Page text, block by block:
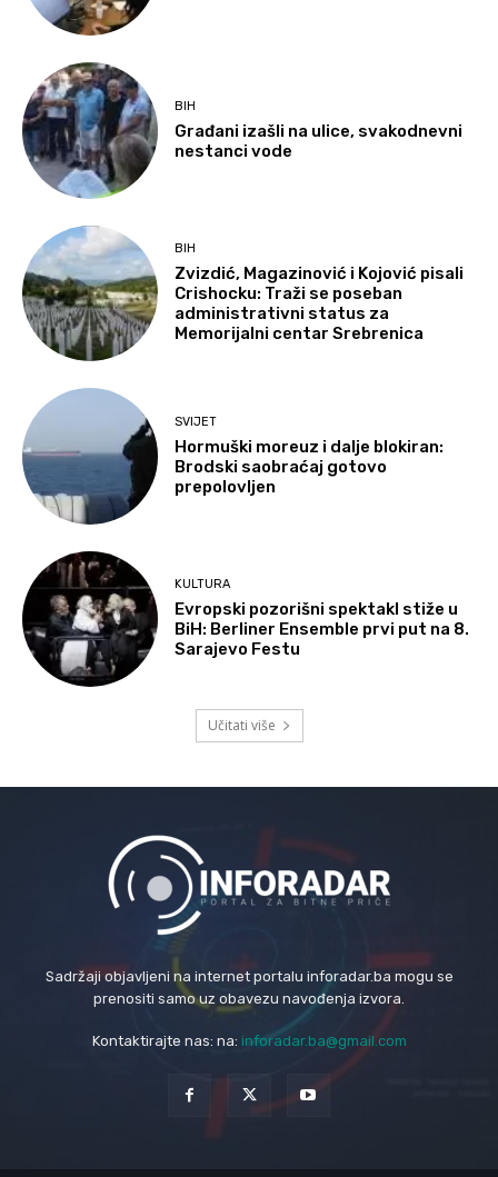
BIH
Građani izašli na ulice, svakodnevni
nestanci vode
BIH
Zvizdić, Magazinović i Kojović pisali
Crishocku: Traži se poseban
administrativni status za
Memorijalni centar Srebrenica
SVIJET
Hormuški moreuz i dalje blokiran:
Brodski saobraćaj gotovo
prepolovljen
KULTURA
Evropski pozorišni spektakl stiže u
BiH: Berliner Ensemble prvi put na 8.
Sarajevo Festu
Učitati više
Sadržaji objavljeni na internet portalu inforadar.ba mogu se
prenositi samo uz obavezu navođenja izvora.
Kontaktirajte nas: na: inforadar.ba@gmail.com